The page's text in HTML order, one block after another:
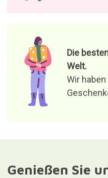
Die
Welt.
Wir
Genießen Sie